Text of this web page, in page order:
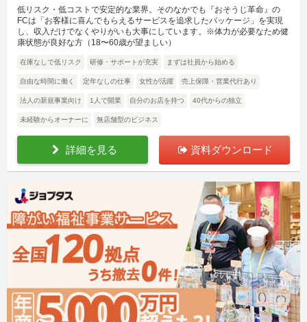
低リスク・低コストで安定的な業界。そのなかでも『おそうじ革命』の
FCは「お客様に喜んでもらえるサービスを追求したパッケージ」を実現
し、収入だけでなくやりがいも大事にしています。※体力が必要なため健
康状態が良好な方（18〜60歳が望ましい）
在庫なしで低リスク 研修・サポートが充実 まずは社員から始める
自由な時間に働く 定年なしの仕事 女性が活躍 売上保障・営業代行あり
法人の新規事業向け 1人で開業 自分のお店を持つ 40代からの独立
未経験からオーナーに 無店舗型のビジネス
詳細を見る 資料ダウンロード